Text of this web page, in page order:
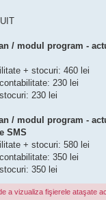
/ modul program -
+ stocuri: 460 lei
230 lei
230 lei
/ modul program -
SMS
+ stocuri: 580 lei
350 lei
350 lei
a vizualiza fişierele ataşate